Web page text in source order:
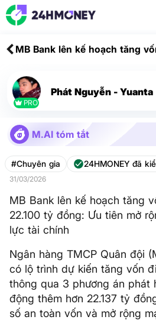
MB Bank lên kế hoạch tăng
Ưu tiên mở rộng hạ tầng và
lực tài chính
PRO
Phát Nguyễn - Yuanta
M.AI tóm tắt
#Chuyên gia 24HMONEY đã
31/03/2026
MB Bank lên kế hoạch tăng
22.100 tỷ đồng: Ưu tiên mở
lực tài chính
Ngân hàng TMCP Quân đội
có lộ trình dự kiến tăng vốn
thông qua 3 phương án phát
động thêm hơn 22.137 tỷ
số an toàn vốn và mở rộng